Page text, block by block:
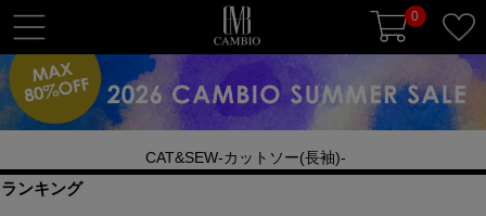
0
t
o
g
l
n
CAT&SEW-カットソー(長袖)-
ランキング